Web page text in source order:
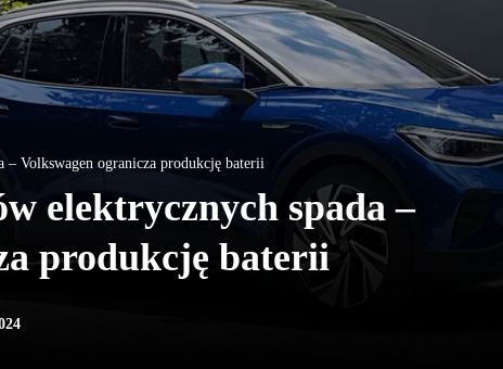
– Volkswagen ogranicza produkcję baterii
elektrycznych spada –
produkcję baterii